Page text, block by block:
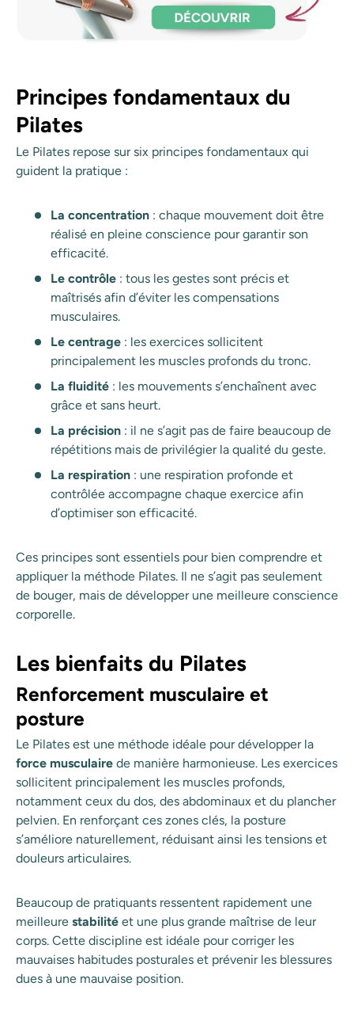
Principes fondamentaux du
Pilates
Le Pilates repose sur six principes fondamentaux qui
guident la pratique :
La concentration : chaque mouvement doit être
réalisé en pleine conscience pour garantir son
efficacité.
Le contrôle : tous les gestes sont précis et
maîtrisés afin d’éviter les compensations
musculaires.
Le centrage : les exercices sollicitent
principalement les muscles profonds du tronc.
La fluidité : les mouvements s’enchaînent avec
grâce et sans heurt.
La précision : il ne s’agit pas de faire beaucoup de
répétitions mais de privilégier la qualité du geste.
La respiration : une respiration profonde et
contrôlée accompagne chaque exercice afin
d’optimiser son efficacité.
Ces principes sont essentiels pour bien comprendre et
appliquer la méthode Pilates. Il ne s’agit pas seulement
de bouger, mais de développer une meilleure conscience
corporelle.
Les bienfaits du Pilates
Renforcement musculaire et
posture
Le Pilates est une méthode idéale pour développer la
force musculaire de manière harmonieuse. Les exercices
sollicitent principalement les muscles profonds,
notamment ceux du dos, des abdominaux et du plancher
pelvien. En renforçant ces zones clés, la posture
s’améliore naturellement, réduisant ainsi les tensions et
douleurs articulaires.
Beaucoup de pratiquants ressentent rapidement une
meilleure stabilité et une plus grande maîtrise de leur
corps. Cette discipline est idéale pour corriger les
mauvaises habitudes posturales et prévenir les blessures
dues à une mauvaise position.